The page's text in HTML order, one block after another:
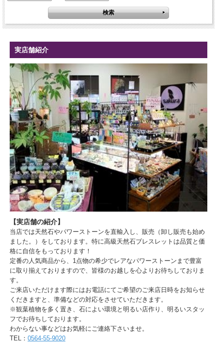
実店舗紹介
【実店舗の紹介】
当店では天然石やパワーストーンを直輸入し、販売（卸し販売も始め
ました。）をしております。特に高級天然石ブレスレットは品質と価
格に自信をもっております！
定番の人気商品から、1点物の希少でレアなパワーストーンまで豊富
に取り揃えておりますので、皆様のお越しを心よりお待ちしておりま
す。
ご来店いただけます際にはお電話にてご希望のご来店日時をお知らせ
くだきますと、準備などの対応をさせていただきます。
※観葉植物を多く置き、石によい環境と明るい店作り、明るいスタッ
フでお待ちしております。
わからない事などはお気軽にご連絡下さいませ。
TEL： 0564-55-9020